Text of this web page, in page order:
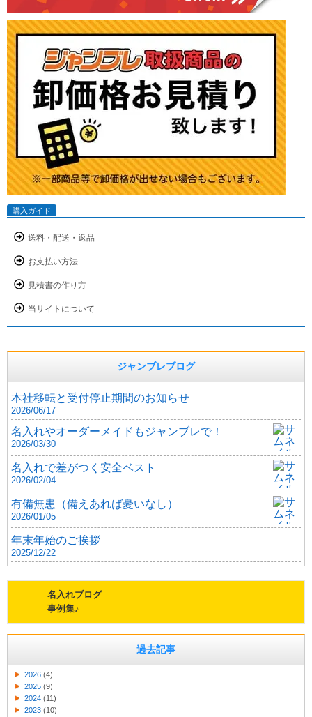
購入ガイド
送料・配送・返品
お支払い方法
見積書の作り方
当サイトについて
ジャンブレブログ
本社移転と受付停止期間のお知らせ
2026/06/17
名入れやオーダーメイドもジャンブレで！
2026/03/30
名入れで差がつく安全ベスト
2026/02/04
有備無患（備えあれば憂いなし）
2026/01/05
年末年始のご挨拶
2025/12/22
名入れブログ
事例集♪
過去記事
2026 (4)
2025 (9)
2024 (11)
2023 (10)